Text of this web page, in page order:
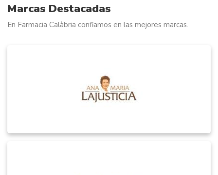
Marcas Destacadas
En Farmacia Calàbria confiamos en las mejores marcas.